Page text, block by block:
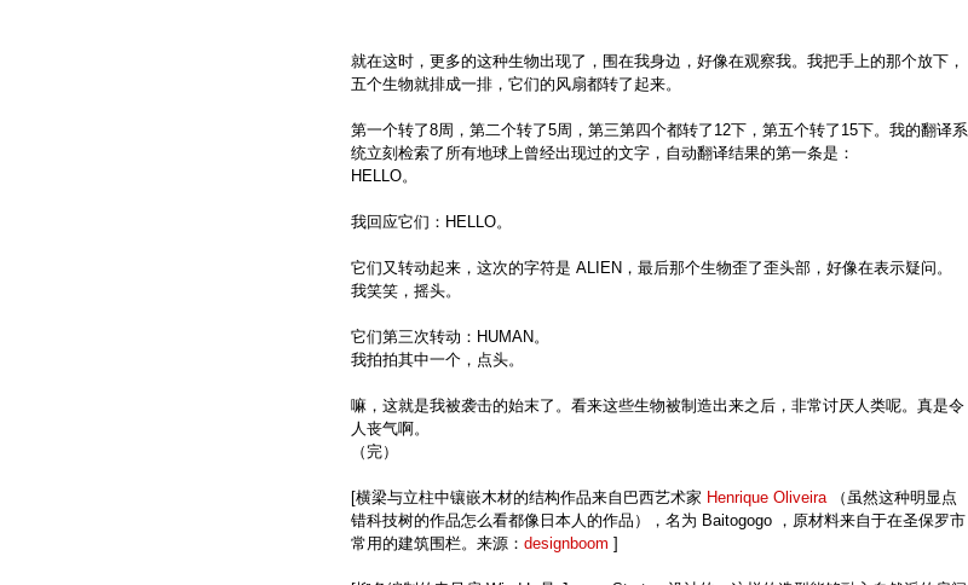
就在这时，更多的这种生物出现了，围在我身边，好像在观察我。我把手上的那个放下，
五个生物就排成一排，它们的风扇都转了起来。
第一个转了8周，第二个转了5周，第三第四个都转了12下，第五个转了15下。我的翻译系
统立刻检索了所有地球上曾经出现过的文字，自动翻译结果的第一条是：
HELLO。
我回应它们：HELLO。
它们又转动起来，这次的字符是 ALIEN，最后那个生物歪了歪头部，好像在表示疑问。
我笑笑，摇头。
它们第三次转动：HUMAN。
我拍拍其中一个，点头。
嘛，这就是我被袭击的始末了。看来这些生物被制造出来之后，非常讨厌人类呢。真是令
人丧气啊。
（完）
[横梁与立柱中镶嵌木材的结构作品来自巴西艺术家 Henrique Oliveira（虽然这种明显点
错科技树的作品怎么看都像日本人的作品），名为 Baitogogo ，原材料来自于在圣保罗市
常用的建筑围栏。来源： designboom ]